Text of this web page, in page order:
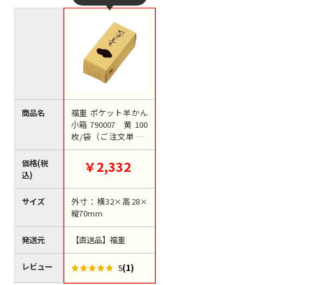
商品名
価格(税
込)
サイズ
発送元
レビュー
福重 ポケット羊かん
小箱 790007 黄 100
枚/袋（ご注文単位1
袋）【直送品】
￥2,332
外寸：横32×高28×
縦70mm
【直送品】福重
5(1)